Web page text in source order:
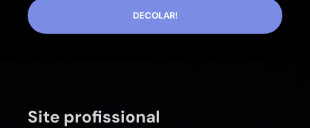
DECOLAR!
Site profissional